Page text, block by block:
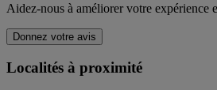
Aidez-nous à améliorer votre expérience
Donnez votre avis
Localités à proximité